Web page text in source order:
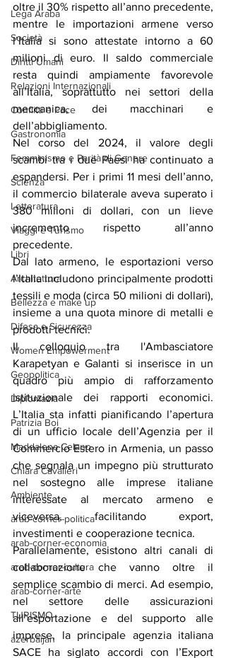
Lega Araba
Società
Diritti Umani
Relazioni Internazionali
Conflitti e Pace
Gastronomia
Femminismo e Parità di Genere
Scienza
Letteratura
Viaggi e Turismo
Libri
Architettura
Bellezza e make up
Difesa e Sicurezza
Women Empowerment
Geopolitica
Diplomazia
Patrizia Boi
Maddalena Celano
Chiara Cavalieri
Ambiente
arab-corner-politica
arab-corner-economia
arab-corner-cultura
arab-corner-arte
TURISMO
azerbaijan
oltre il 30% rispetto all’anno precedente,
mentre le importazioni armene verso
l’Italia si sono attestate intorno a 60
milioni di euro. Il saldo commerciale
resta quindi ampiamente favorevole
all’Italia, soprattutto nei settori della
meccanica, dei macchinari e
dell’abbigliamento.
Nel corso del 2024, il valore degli
scambi tra i due Paesi ha continuato a
espandersi. Per i primi 11 mesi dell’anno,
il commercio bilaterale aveva superato i
380 milioni di dollari, con un lieve
incremento rispetto all’anno
precedente.
Dal lato armeno, le esportazioni verso
l’Italia includono principalmente prodotti
tessili e moda (circa 50 milioni di dollari),
insieme a una quota minore di metalli e
prodotti tecnici.
Il colloquio tra l'Ambasciatore
Karapetyan e Galanti si inserisce in un
quadro più ampio di rafforzamento
istituzionale dei rapporti economici.
L’Italia sta infatti pianificando l’apertura
di un ufficio locale dell’Agenzia per il
Commercio Estero in Armenia, un passo
che segnala un impegno più strutturato
nel sostegno alle imprese italiane
interessate al mercato armeno e
viceversa, facilitando export,
investimenti e cooperazione tecnica.
Parallelamente, esistono altri canali di
collaborazione che vanno oltre il
semplice scambio di merci. Ad esempio,
nel settore delle assicurazioni
all’esportazione e del supporto alle
imprese, la principale agenzia italiana
SACE ha siglato accordi con l’Export